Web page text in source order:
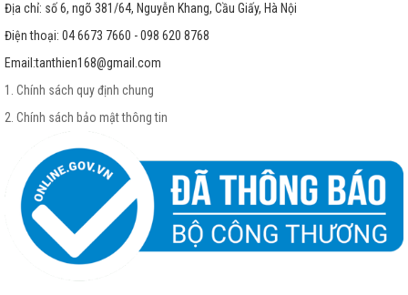
Địa chỉ: số 6, ngõ 381/64, Nguyễn Khang, Cầu Giấy, Hà Nội
Điện thoại: 04 6673 7660 - 098 620 8768
Email:tanthien168@gmail.com
1. Chính sách quy định chung
2. Chính sách bảo mật thông tin